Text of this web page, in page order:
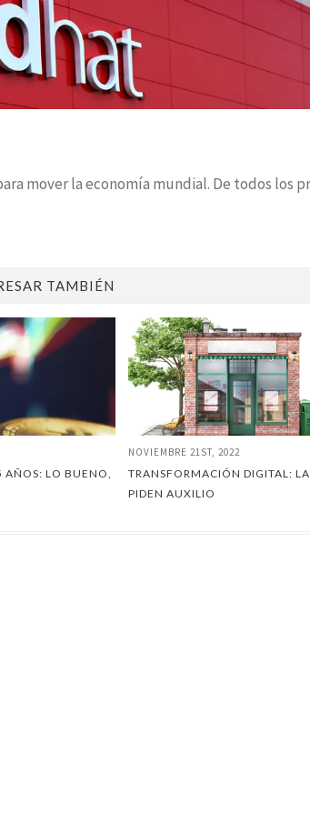
mover la economía mundial. De todos los
TAMBIÉN
LO BUENO,
NOVIEMBRE 21ST, 2022
TRANSFORMACIÓN DIGITAL:
PIDEN AUXILIO